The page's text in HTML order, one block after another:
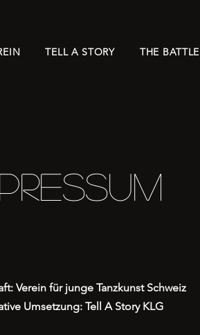
TELL A STORY THE BATTLE
Verein für junge Tanzkunst Schweiz
Umsetzung: Tell A Story KLG